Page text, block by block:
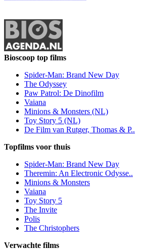
Bioscoop top films
Spider-Man: Brand New Day
The Odyssey
Paw Patrol: De Dinofilm
Vaiana
Minions & Monsters (NL)
Toy Story 5 (NL)
De Film van Rutger, Thomas & P..
Topfilms voor thuis
Spider-Man: Brand New Day
Theremin: An Electronic Odysse..
Minions & Monsters
Vaiana
Toy Story 5
The Invite
Polis
The Christophers
Verwachte films